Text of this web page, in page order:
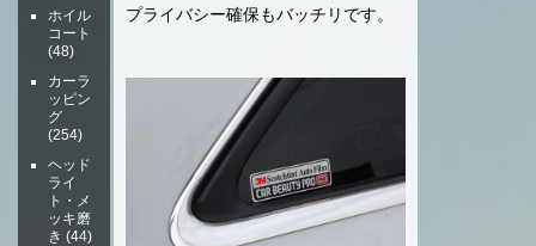
プライバシー確保もバッチリです。
ホイル
コート
(48)
カーラ
ッピン
グ
(254)
ヘッド
ライ
ト・メ
ッキ磨
き (44)